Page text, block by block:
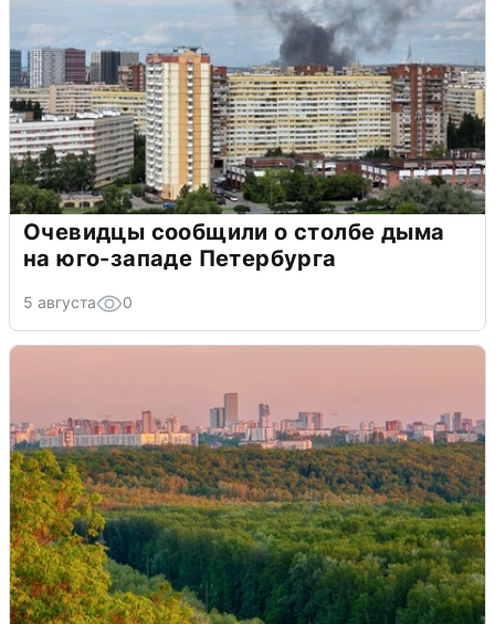
Очевидцы сообщили о столбе дыма
на юго-западе Петербурга
5 августа 0